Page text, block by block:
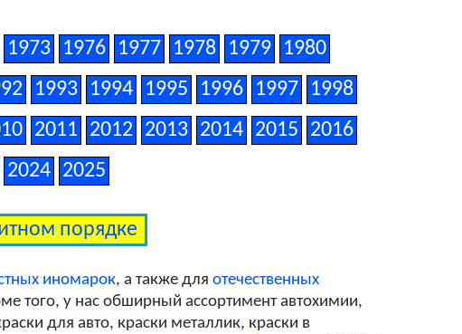
1973 1976 1977 1978 1979
1980
1993 1994 1995 1996 1997
1998
2011 2012 2013 2014 2015
2016
2024 2025
порядке
иномарок, а также для отечественных
того, у нас обширный ассортимент автохимии,
для авто, краски металлик, краски в